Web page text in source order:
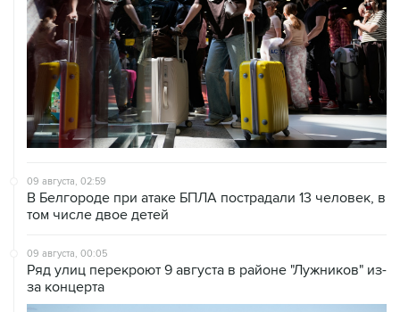
09 августа, 02:59
В Белгороде при атаке БПЛА пострадали 13 человек, в
том числе двое детей
09 августа, 00:05
Ряд улиц перекроют 9 августа в районе "Лужников" из-
за концерта